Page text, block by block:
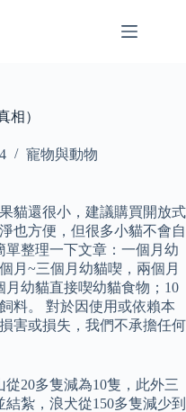
相）
寵物與動物
貓還很小，建議購買開放式
也方便，但很多小貓不會自
單整理一下文章：一個月幼
月~三個月幼貓喫，兩個月
幼貓直接喫幼貓食物；10
料。 對於因使用或依賴本
害或損失，我們不承擔任何
20多隻減為10隻，此外三
紮，浪犬從150多隻減少到